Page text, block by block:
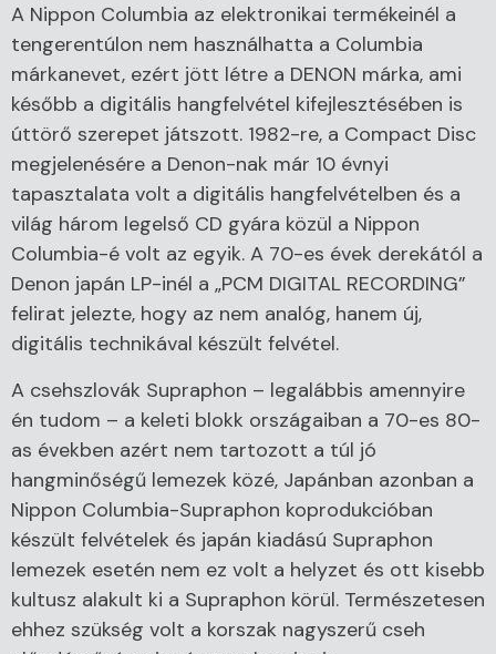
A Nippon Columbia az elektronikai termékeinél a
tengerentúlon nem használhatta a Columbia
márkanevet, ezért jött létre a DENON márka, ami
később a digitális hangfelvétel kifejlesztésében is
úttörő szerepet játszott. 1982-re, a Compact Disc
megjelenésére a Denon-nak már 10 évnyi
tapasztalata volt a digitális hangfelvételben és a
világ három legelső CD gyára közül a Nippon
Columbia-é volt az egyik. A 70-es évek derekától a
Denon japán LP-inél a „PCM DIGITAL RECORDING”
felirat jelezte, hogy az nem analóg, hanem új,
digitális technikával készült felvétel.
A csehszlovák Supraphon – legalábbis amennyire
én tudom – a keleti blokk országaiban a 70-es 80-
as években azért nem tartozott a túl jó
hangminőségű lemezek közé, Japánban azonban a
Nippon Columbia-Supraphon koprodukcióban
készült felvételek és japán kiadású Supraphon
lemezek esetén nem ez volt a helyzet és ott kisebb
kultusz alakult ki a Supraphon körül. Természetesen
ehhez szükség volt a korszak nagyszerű cseh